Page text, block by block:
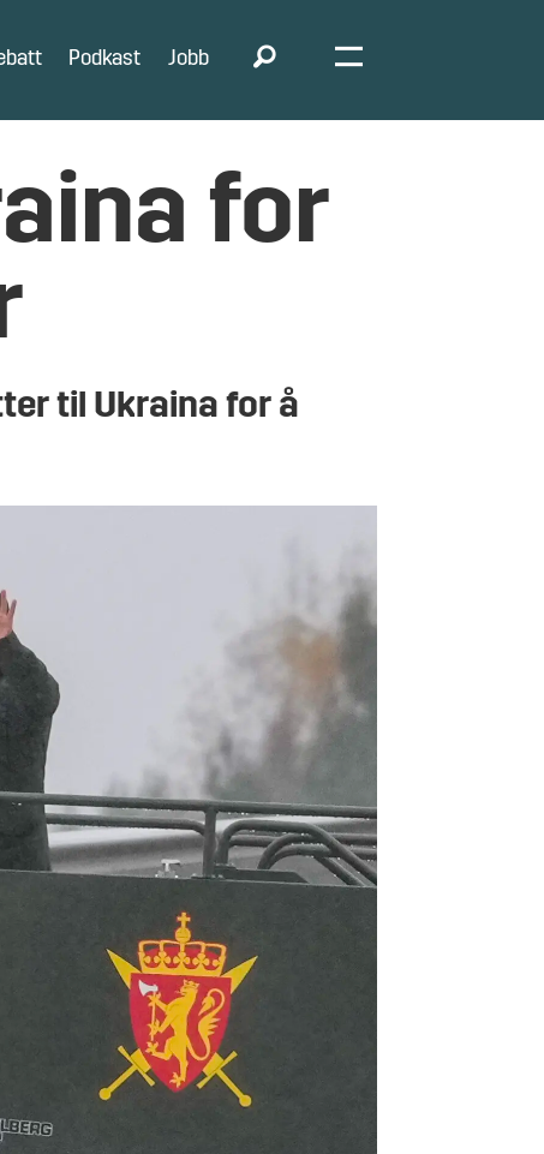
Podkast Jobb
for
til Ukraina for å